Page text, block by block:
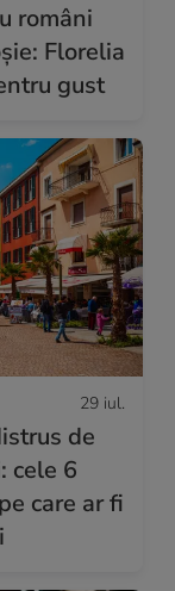
români
Florelia
gust
29 iul.
de
cele 6
care ar fi